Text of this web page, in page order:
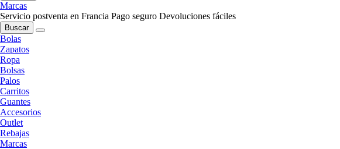
Marcas
Servicio postventa en Francia Pago seguro Devoluciones fáciles
Buscar
Bolas
Zapatos
Ropa
Bolsas
Palos
Carritos
Guantes
Accesorios
Outlet
Rebajas
Marcas